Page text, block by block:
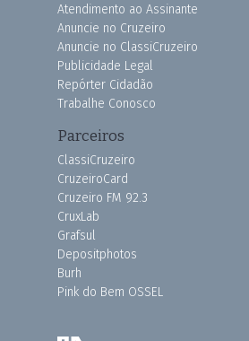
Atendimento ao Assinante
Anuncie no Cruzeiro
Anuncie no ClassiCruzeiro
Publicidade Legal
Repórter Cidadão
Trabalhe Conosco
Parceiros
ClassiCruzeiro
CruzeiroCard
Cruzeiro FM 92.3
CruxLab
Grafsul
Depositphotos
Burh
Pink do Bem OSSEL